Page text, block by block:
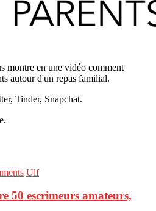
montre en une vidéo comment
autour d'un repas familial.
Tinder, Snapchat.
Ulf
50 escrimeurs amateurs,